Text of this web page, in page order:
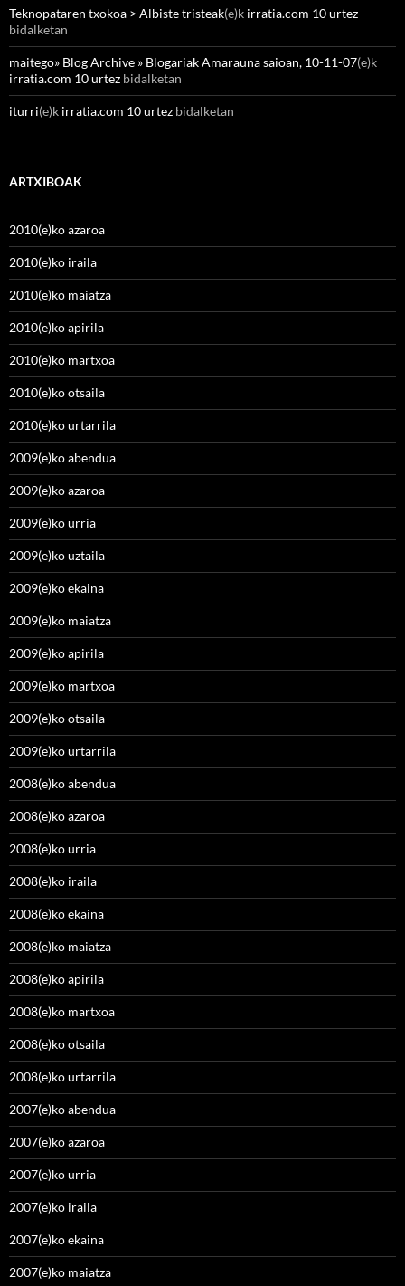
Teknopataren txokoa > Albiste tristeak(e)k irratia.com 10 urtez
bidalketan
maitego» Blog Archive » Blogariak Amarauna saioan, 10-11-07(e)k
irratia.com 10 urtez bidalketan
iturri(e)k irratia.com 10 urtez bidalketan
ARTXIBOAK
2010(e)ko azaroa
2010(e)ko iraila
2010(e)ko maiatza
2010(e)ko apirila
2010(e)ko martxoa
2010(e)ko otsaila
2010(e)ko urtarrila
2009(e)ko abendua
2009(e)ko azaroa
2009(e)ko urria
2009(e)ko uztaila
2009(e)ko ekaina
2009(e)ko maiatza
2009(e)ko apirila
2009(e)ko martxoa
2009(e)ko otsaila
2009(e)ko urtarrila
2008(e)ko abendua
2008(e)ko azaroa
2008(e)ko urria
2008(e)ko iraila
2008(e)ko ekaina
2008(e)ko maiatza
2008(e)ko apirila
2008(e)ko martxoa
2008(e)ko otsaila
2008(e)ko urtarrila
2007(e)ko abendua
2007(e)ko azaroa
2007(e)ko urria
2007(e)ko iraila
2007(e)ko ekaina
2007(e)ko maiatza